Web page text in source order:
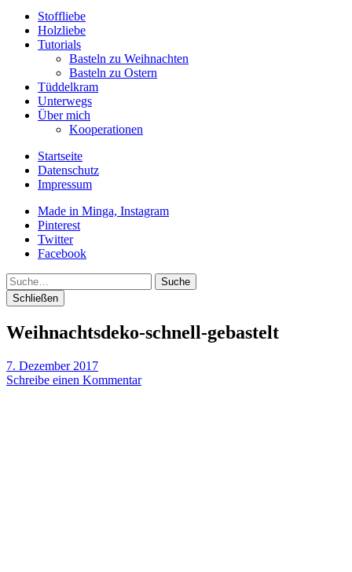
Stoffliebe
Holzliebe
Tutorials
Basteln zu Weihnachten
Basteln zu Ostern
Tüddelkram
Unterwegs
Über mich
Kooperationen
Startseite
Datenschutz
Impressum
Made in Minga, Instagram
Pinterest
Twitter
Facebook
Suche
Schließen
Weihnachtsdeko-schnell-gebastelt
7. Dezember 2017
Schreibe einen Kommentar